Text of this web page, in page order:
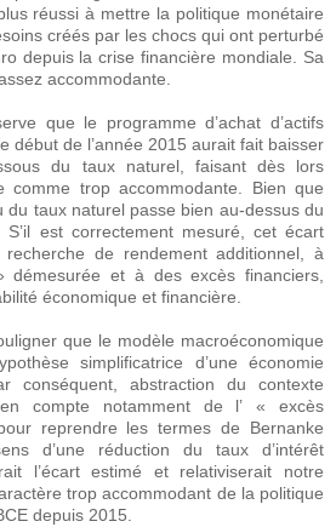
réussi à mettre la politique monétaire
créés par les chocs qui ont perturbé
depuis la crise financière mondiale. Sa
accommodante.
que le programme d’achat d’actifs
début de l’année 2015 aurait fait baisser
du taux naturel, faisant dès lors
comme trop accommodante. Bien que
du taux naturel passe bien au-dessus du
est correctement mesuré, cet écart
de rendement additionnel, à
et à des excès financiers,
économique et financière.
que le modèle macroéconomique
simplificatrice d’une économie
conséquent, abstraction du contexte
compte notamment de l’ « excès
reprendre les termes de Bernanke
d’une réduction du taux d’intérêt
l’écart estimé et relativiserait notre
trop accommodant de la politique
depuis 2015.